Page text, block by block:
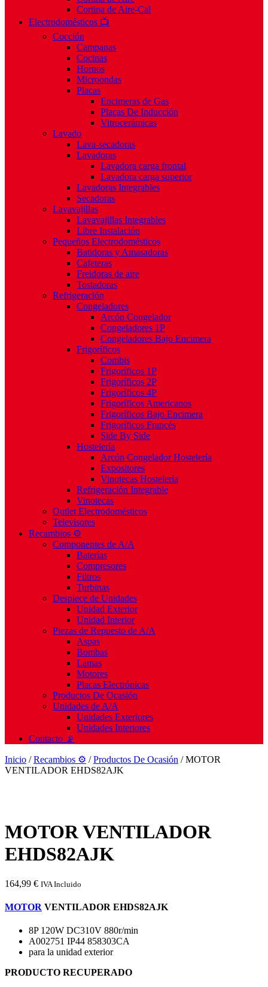
Cortina de Aire-Cal
Electrodomésticos 📺
Cocción
Campanas
Cocinas
Hornos
Microondas
Placas
Encimeras de Gas
Placas De Inducción
Vitrocerámicas
Lavado
Lava-secadoras
Lavadoras
Lavadora carga frontal
Lavadora carga superior
Lavadoras Integrables
Secadoras
Lavavajillas
Lavavajillas Integrables
Libre Instalación
Pequeños Electrodomésticos
Batidoras y Amasadoras
Cafeteras
Freidoras de aire
Tostadoras
Refrigeración
Congeladores
Arcón Congelador
Congeladores 1P
Congeladores Bajo Encimera
Frigoríficos
Combis
Frigoríficos 1P
Frigoríficos 2P
Frigoríficos 4P
Frigoríficos Americanos
Frigoríficos Bajo Encimera
Frigoríficos Francés
Side By Side
Hostelería
Arcón Congelador Hostelería
Expositores
Vinotecas Hostelería
Refrigeración Integrable
Vinotecas
Outlet Electrodomésticos
Televisores
Recambios ⚙️
Componentes de A/A
Baterías
Compresores
Filtros
Turbinas
Despiece de Unidades
Unidad Exterior
Unidad Interior
Piezas de Repuesto de A/A
Aspas
Bombas
Lamas
Motores
Placas Electrónicas
Productos De Ocasión
Unidades de A/A
Unidades Exteriores
Unidades Interiores
Contacto 📡
Inicio /Recambios ⚙️ /Productos De Ocasión / MOTOR
VENTILADOR EHDS82AJK
MOTOR VENTILADOR
EHDS82AJK
164,99 € IVA Incluido
MOTOR VENTILADOR EHDS82AJK
8P 120W DC310V 880r/min
A002751 IP44 858303CA
para la unidad exterior
PRODUCTO RECUPERADO